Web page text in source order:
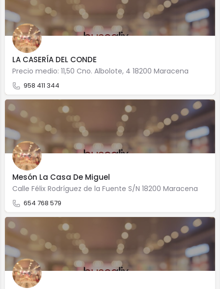
LA CASERÍA DEL CONDE
Precio medio: 11,50 Cno. Albolote, 4 18200 Maracena
958 411 344
Mesón La Casa De Miguel
Calle Félix Rodríguez de la Fuente S/N 18200 Maracena
654 768 579